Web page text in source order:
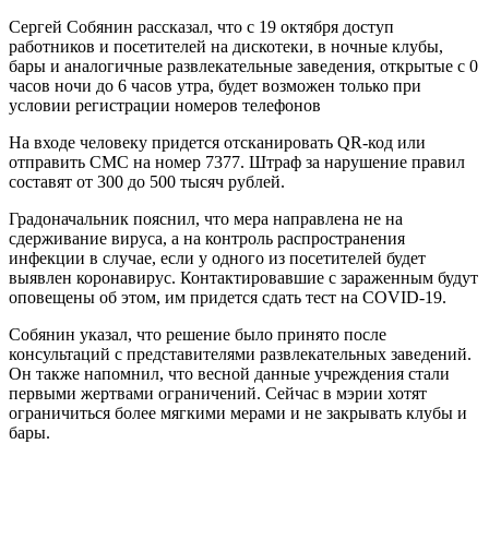
Сергей Собянин рассказал, что с 19 октября доступ
работников и посетителей на дискотеки, в ночные клубы,
бары и аналогичные развлека­тельные заведения, открытые с 0
часов ночи до 6 часов утра, будет возможен только при
условии регистрации номеров телефонов
На входе человеку придется отсканировать QR-код или
отправить СМС на номер 7377. Штраф за нарушение правил
составят от 300 до 500 тысяч рублей.
Градоначальник пояснил, что мера направлена не на
сдерживание вируса, а на контроль распространения
инфекции в случае, если у одного из посетителей будет
выявлен коронавирус. Контактировавшие с зараженным будут
оповещены об этом, им придется сдать тест на COVID-19.
Собянин указал, что решение было принято после
консультаций с представителями развлекательных заведений.
Он также напомнил, что весной данные учреждения стали
первыми жертвами ограничений. Сейчас в мэрии хотят
ограничиться более мягкими мерами и не закрывать клубы и
бары.